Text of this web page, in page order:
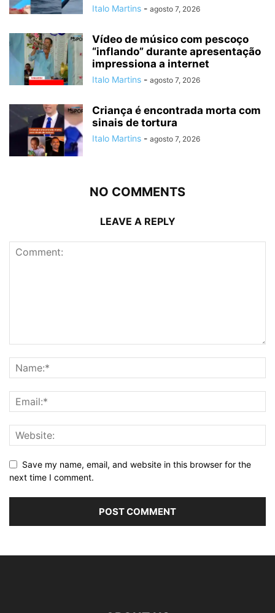
Italo Martins - agosto 7, 2026
Vídeo de músico com pescoço
“inflando” durante apresentação
impressiona a internet
Italo Martins - agosto 7, 2026
Criança é encontrada morta com
sinais de tortura
Italo Martins - agosto 7, 2026
NO COMMENTS
LEAVE A REPLY
Save my name, email, and website in this browser for the
next time I comment.